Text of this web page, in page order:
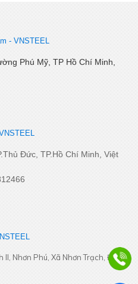
- VNSTEEL
Phú Mỹ, TP Hồ Chí Minh,
Đức, TP.Hồ Chí Minh, Việt
II, Nhơn Phú, Xã Nhơn Trạch, Đồng